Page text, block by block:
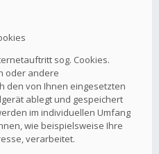
sog. Cookies.
oder andere
den von Ihnen eingesetzten
ablegt und gespeichert
im individuellen Umfang
wie beispielsweise Ihre
verarbeitet.